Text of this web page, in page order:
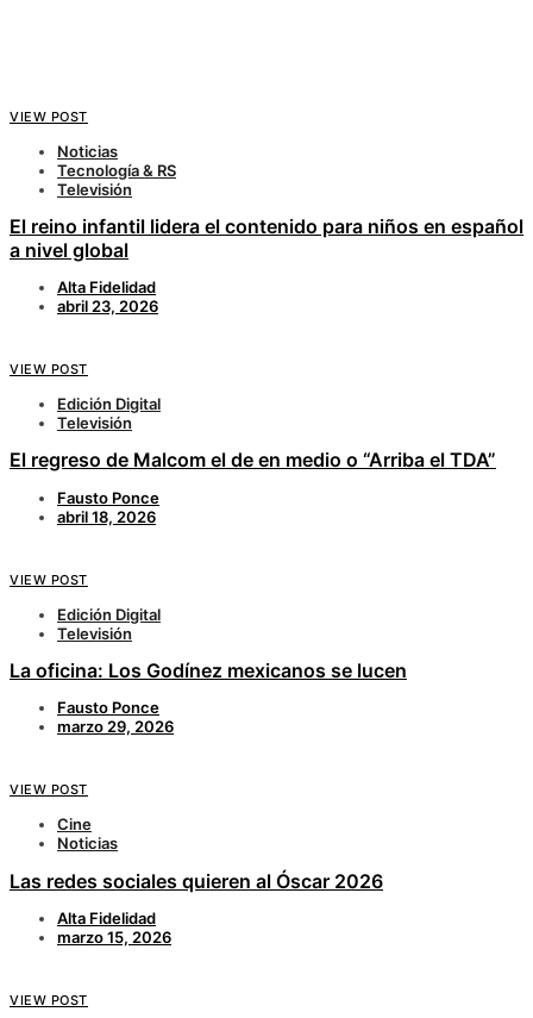
VIEW POST
Noticias
Tecnología & RS
Televisión
El reino infantil lidera el contenido para niños en español
a nivel global
Alta Fidelidad
abril 23, 2026
VIEW POST
Edición Digital
Televisión
El regreso de Malcom el de en medio o “Arriba el TDA”
Fausto Ponce
abril 18, 2026
VIEW POST
Edición Digital
Televisión
La oficina: Los Godínez mexicanos se lucen
Fausto Ponce
marzo 29, 2026
VIEW POST
Cine
Noticias
Las redes sociales quieren al Óscar 2026
Alta Fidelidad
marzo 15, 2026
VIEW POST